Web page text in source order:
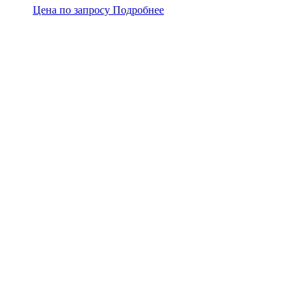
Цена по запросу Подробнее